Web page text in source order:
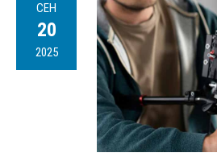
СЕН
20
2025